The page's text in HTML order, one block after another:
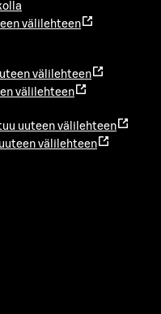
välilehteen
välilehteen
välilehteen
uuteen välilehteen
välilehteen